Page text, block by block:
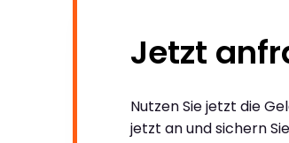
Jetzt
Nutzen Sie jetzt die
jetzt an und sichern